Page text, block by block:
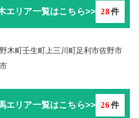
エリア一覧はこちら>> 28件
野木町壬生町 上三川町足利市佐野市
エリア一覧はこちら>> 26件